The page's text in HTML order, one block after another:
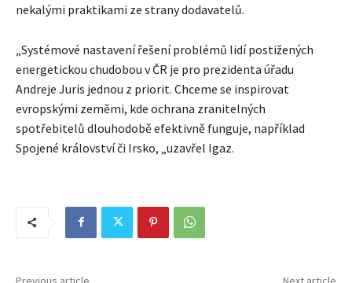
nekalými praktikami ze strany dodavatelů.
„Systémové nastavení řešení problémů lidí postižených
energetickou chudobou v ČR je pro prezidenta úřadu
Andreje Juris jednou z priorit. Chceme se inspirovat
evropskými zeměmi, kde ochrana zranitelných
spotřebitelů dlouhodobě efektivně funguje, například
Spojené království či Irsko, „uzavřel Igaz.